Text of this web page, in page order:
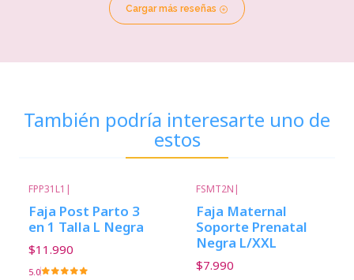
Cargar más reseñas
También podría interesarte uno de
estos
FPP31L1 |
Faja Post Parto 3
en 1 Talla L Negra
$11.990
5.0
FSMT2N |
Faja Maternal
Soporte Prenatal
Negra L/XXL
$7.990